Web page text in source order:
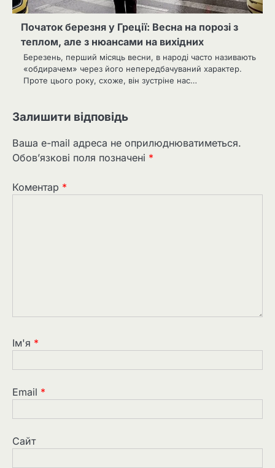
Початок березня у Греції: Весна на порозі з
теплом, але з нюансами на вихідних
Березень, перший місяць весни, в народі часто називають
«обдирачем» через його непередбачуваний характер.
Проте цього року, схоже, він зустріне нас…
Залишити відповідь
Ваша e-mail адреса не оприлюднюватиметься.
Обов’язкові поля позначені *
Коментар *
Ім'я *
Email *
Сайт